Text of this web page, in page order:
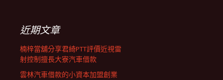
列近期文章
楠梓當舖分享君綺PTT評價近視雷
射控制擅長大寮汽車借款
雲林汽車借款的小資本加盟創業